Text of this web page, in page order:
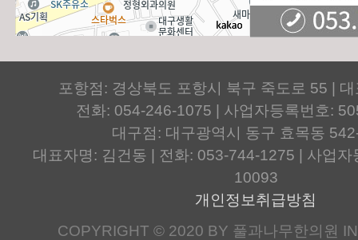
포항점: 경상북도 포항시 북구 죽도로 55 |
전화: 054-246-1075 | 사업자등록번호:
대구점: 대구광역시 동구 효목동
대표자명: 김건동 | 전화: 053-744-1275 | 사업
10093
개인정보취급방침
COPYRIGHT © 2020 BY 풀과나무한의원